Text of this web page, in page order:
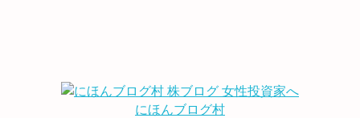
にほんブログ村